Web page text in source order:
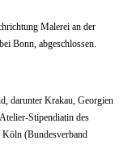
Malerei an der
Bonn, abgeschlossen.
darunter Krakau, Georgien
Stipendiatin des
(Bundesverband